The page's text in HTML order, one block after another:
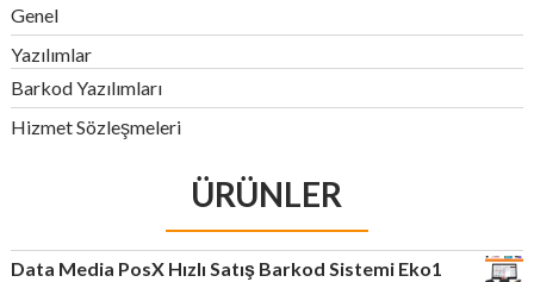
Genel
Yazılımlar
Barkod Yazılımları
Hizmet Sözleşmeleri
ÜRÜNLER
Data Media PosX Hızlı Satış Barkod Sistemi Eko1